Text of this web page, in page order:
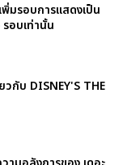
มรอบการแสดงเป็น
อบเท่านั้น
วกับ DISNEY'S THE